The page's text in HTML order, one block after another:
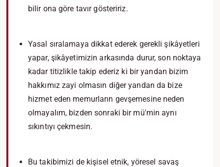
bilir ona göre tavır gösteririz.
Yasal sıralamaya dikkat ederek gerekli şikâyetleri
yapar, şikâyetimizin arkasında durur, son noktaya
kadar titizlikle takip ederiz ki bir yandan bizim
hakkımız zayi olmasın diğer yandan da bize
hizmet eden memurların gevşemesine neden
olmayalım, bizden sonraki bir mü'min aynı
sıkıntıyı çekmesin.
Bu takibimizi de kişisel etnik, yöresel savaş